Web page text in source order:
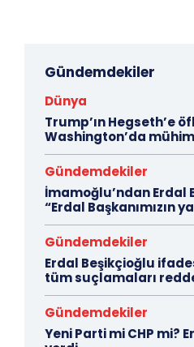
Gündemdekiler
Dünya
Trump’ın Hegseth’e
Washington’da
Gündemdekiler
İmamoğlu’ndan Erdal
“Erdal Başkanımızın
Gündemdekiler
Erdal Beşikçioğlu
tüm suçlamaları
Gündemdekiler
Yeni Parti mi CHP mi?